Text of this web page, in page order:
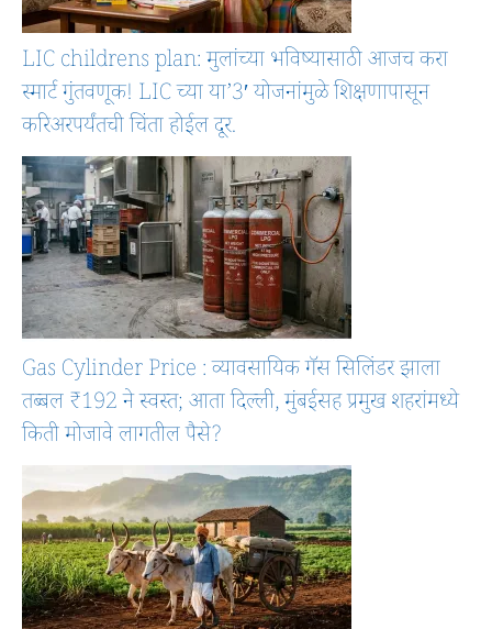
LIC childrens plan: मुलांच्या भविष्यासाठी आजच करा
स्मार्ट गुंतवणूक! LIC च्या या’3′ योजनांमुळे शिक्षणापासून
करिअरपर्यंतची चिंता होईल दूर.
Gas Cylinder Price : व्यावसायिक गॅस सिलिंडर झाला
तब्बल ₹192 ने स्वस्त; आता दिल्ली, मुंबईसह प्रमुख शहरांमध्ये
किती मोजावे लागतील पैसे?